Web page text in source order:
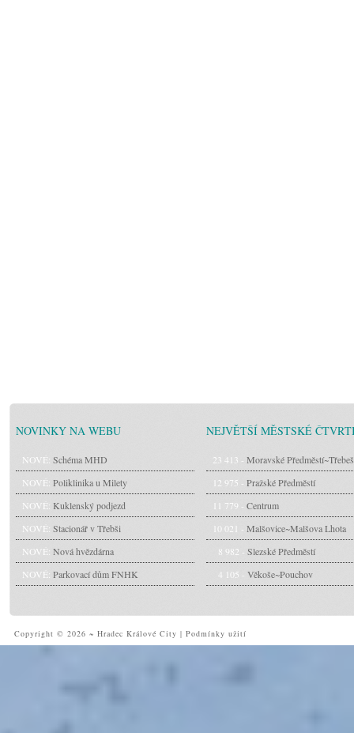
NOVINKY NA WEBU
NOVÉ: Schéma MHD
NOVÉ: Poliklinika u Milety
NOVÉ: Kuklenský podjezd
NOVÉ: Stacionář v Třebši
NOVÉ: Nová hvězdárna
NOVÉ: Parkovací dům FNHK
NEJVĚTŠÍ MĚSTSKÉ
23 413 - Moravské Předměstí~Třebeš
12 975 - Pražské Předměstí
11 779 - Centrum
10 021 - Malšovice~Malšova Lhota
8 982 - Slezské Předměstí
4 105 - Věkoše~Pouchov
Copyright © 2026 ~ Hradec Králové City | Podmínky užití